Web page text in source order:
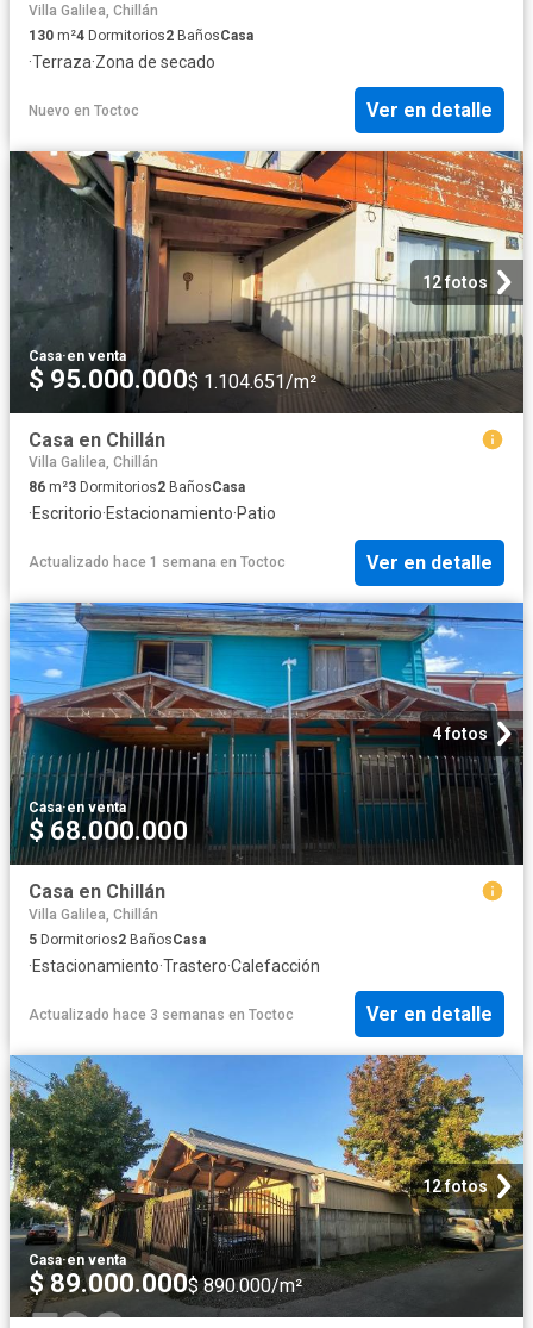
Villa Galilea, Chillán
130 m²4 Dormitorios2 BañosCasa
·Terraza·Zona de secado
Nuevo en Toctoc Ver en detalle
12 fotos
Casa·en venta
$ 95.000.000$ 1.104.651/m²
Casa en Chillán
Villa Galilea, Chillán
86 m²3 Dormitorios2 BañosCasa
·Escritorio·Estacionamiento·Patio
Actualizado hace 1 semana en Toctoc Ver en detalle
4 fotos
Casa·en venta
$ 68.000.000
Casa en Chillán
Villa Galilea, Chillán
5 Dormitorios2 BañosCasa
·Estacionamiento·Trastero·Calefacción
Actualizado hace 3 semanas en Toctoc Ver en detalle
12 fotos
Casa·en venta
$ 89.000.000$ 890.000/m²